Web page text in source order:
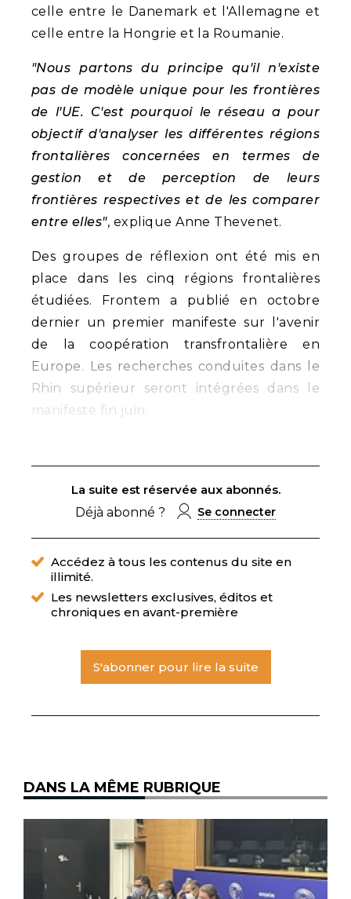
celle entre le Danemark et l'Allemagne et
celle entre la Hongrie et la Roumanie.
"Nous partons du principe qu'il n'existe
pas de modèle unique pour les frontières
de l'UE. C'est pourquoi le réseau a pour
objectif d'analyser les différentes régions
frontalières concernées en termes de
gestion et de perception de leurs
frontières respectives et de les comparer
entre elles", explique Anne Thevenet.
Des groupes de réflexion ont été mis en
place dans les cinq régions frontalières
étudiées. Frontem a publié en octobre
dernier un premier manifeste sur l'avenir
de la coopération transfrontalière en
Europe. Les recherches conduites dans le
Rhin supérieur seront intégrées dans le
manifeste fin juin.
La suite est réservée aux abonnés.
Déjà abonné ?
Se connecter
Accédez à tous les contenus du site en
illimité.
Les newsletters exclusives, éditos et
chroniques en avant-première
S'abonner pour lire la suite
DANS LA MÊME RUBRIQUE